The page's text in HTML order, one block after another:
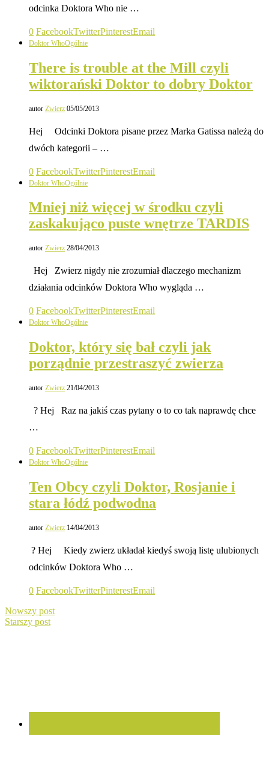
odcinka Doktora Who nie …
0 FacebookTwitterPinterestEmail
Doktor WhoOgólnie
There is trouble at the Mill czyli
wiktorański Doktor to dobry Doktor
autor Zwierz 05/05/2013
Hej Odcinki Doktora pisane przez Marka Gatissa należą do
dwóch kategorii – …
0 FacebookTwitterPinterestEmail
Doktor WhoOgólnie
Mniej niż więcej w środku czyli
zaskakująco puste wnętrze TARDIS
autor Zwierz 28/04/2013
Hej Zwierz nigdy nie zrozumiał dlaczego mechanizm
działania odcinków Doktora Who wygląda …
0 FacebookTwitterPinterestEmail
Doktor WhoOgólnie
Doktor, który się bał czyli jak
porządnie przestraszyć zwierza
autor Zwierz 21/04/2013
? Hej Raz na jakiś czas pytany o to co tak naprawdę chce
…
0 FacebookTwitterPinterestEmail
Doktor WhoOgólnie
Ten Obcy czyli Doktor, Rosjanie i
stara łódź podwodna
autor Zwierz 14/04/2013
? Hej Kiedy zwierz układał kiedyś swoją listę ulubionych
odcinków Doktora Who …
0 FacebookTwitterPinterestEmail
Nowszy post
Starszy post